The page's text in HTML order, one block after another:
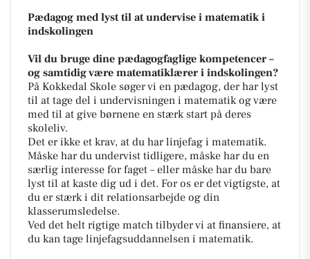
Pædagog med lyst til at undervise i matematik i
indskolingen
Vil du bruge dine pædagogfaglige kompetencer –
og samtidig være matematiklærer i indskolingen?
På Kokkedal Skole søger vi en pædagog, der har lyst
til at tage del i undervisningen i matematik og være
med til at give børnene en stærk start på deres
skoleliv.
Det er ikke et krav, at du har linjefag i matematik.
Måske har du undervist tidligere, måske har du en
særlig interesse for faget – eller måske har du bare
lyst til at kaste dig ud i det. For os er det vigtigste, at
du er stærk i dit relationsarbejde og din
klasserumsledelse.
Ved det helt rigtige match tilbyder vi at finansiere, at
du kan tage linjefagsuddannelsen i matematik.